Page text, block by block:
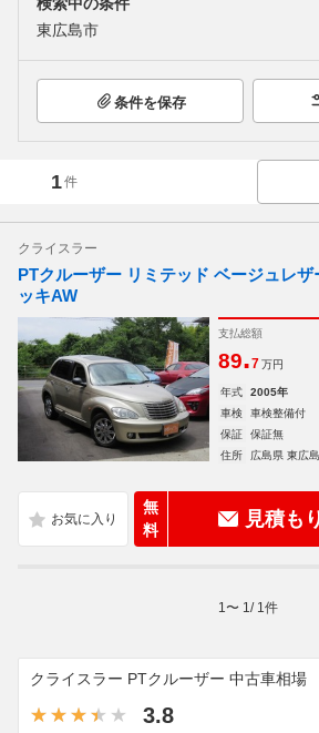
検索中の条件
東広島市
条件を保存
1件
クライスラー
PTクルーザー リミテッド ベージュレザ
ッキAW
支払総額
89.7 万円
年式 2005年
車検
車検整備付
保証
保証無
住所
広島県 東広
無
料
見積も
1 〜 1 / 1 件
クライスラー PTクルーザー 中古車相場
3.8